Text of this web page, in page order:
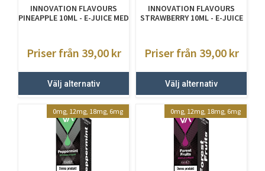
INNOVATION FLAVOURS
PINEAPPLE 10ML - E-JUICE MED
Priser från 39,00 kr
Välj alternativ
INNOVATION FLAVOURS
STRAWBERRY 10ML - E-JUICE
Priser från 39,00 kr
Välj alternativ
0mg, 12mg, 18mg, 6mg 0mg, 12mg, 18mg, 6mg